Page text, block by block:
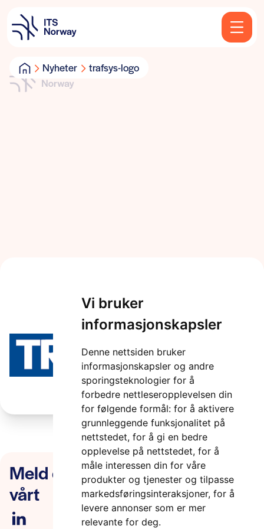
Vi bruker
informasjonskapsler
Denne nettsiden bruker
informasjonskapsler og andre
sporingsteknologier for å
forbedre nettleseropplevelsen din
for følgende formål: for å aktivere
grunnleggende funksjonalitet på
nettstedet, for å gi en bedre
opplevelse på nettstedet, for å
måle interessen din for våre
produkter og tjenester og tilpasse
markedsføringsinteraksjoner, for å
levere annonser som er mer
relevante for deg.
Nyheter trafsys-logo
trafsys-logo
2 minutter
Meld deg på nyhetsbrevet
vårt